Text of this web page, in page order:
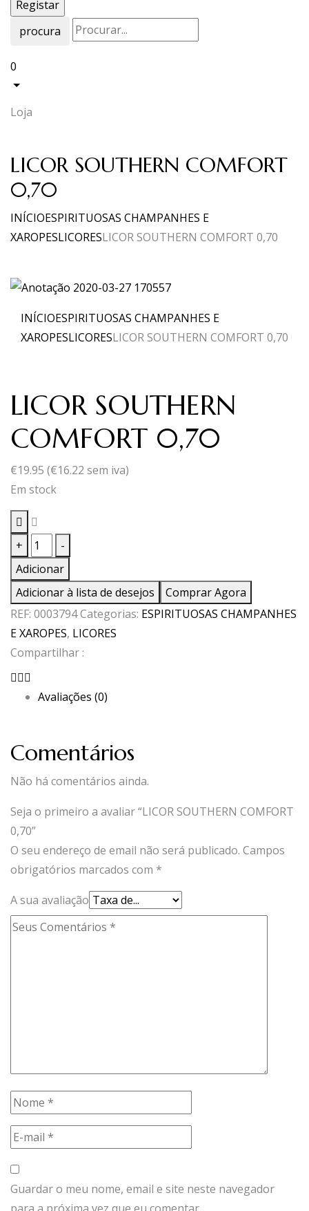
procura
0
Loja
LICOR SOUTHERN COMFORT
0,70
INÍCIOESPIRITUOSAS CHAMPANHES E
XAROPESLICORESLICOR SOUTHERN COMFORT 0,70
INÍCIOESPIRITUOSAS CHAMPANHES E
XAROPESLICORESLICOR SOUTHERN COMFORT 0,70
LICOR SOUTHERN
COMFORT 0,70
€19.95 (€16.22 sem iva)
Em stock
+
Quantidade
de
LICOR
SOUTHERN
COMFORT
0,70
-
Adicionar
Adicionar à lista de desejos
Comprar Agora
REF: 0003794Categorias: ESPIRITUOSAS CHAMPANHES
E XAROPES, LICORES
Compartilhar :
Avaliações (0)
Comentários
Não há comentários ainda.
Seja o primeiro a avaliar “LICOR SOUTHERN COMFORT
0,70”
O seu endereço de email não será publicado. Campos
obrigatórios marcados com *
A sua avaliação
Guardar o meu nome, email e site neste navegador